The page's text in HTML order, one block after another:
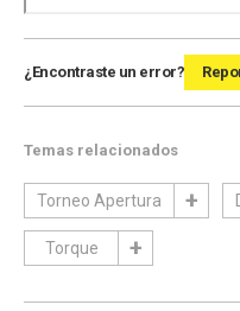
¿Encontraste un error?
Temas relacionados
Torneo Apertura
Torque